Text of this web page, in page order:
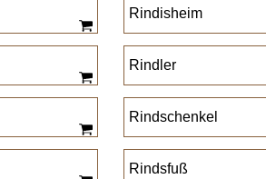
Rindisheim
Rindler
Rindschenkel
Rindsfuß